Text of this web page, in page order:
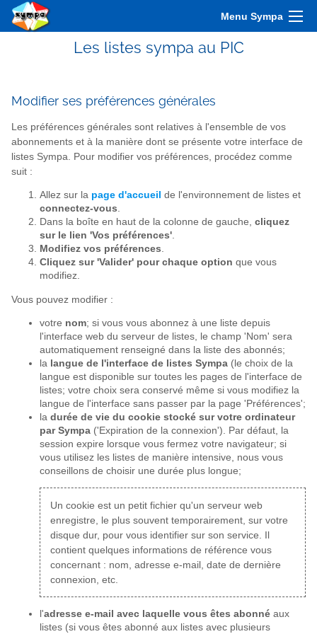
Menu Sympa
Les listes sympa au PIC
Modifier ses préférences générales
Les préférences générales sont relatives à l'ensemble de vos
abonnements et à la manière dont se présente votre interface de
listes Sympa. Pour modifier vos préférences, procédez comme
suit :
Allez sur la page d'accueil de l'environnement de listes et
connectez-vous.
Dans la boîte en haut de la colonne de gauche, cliquez
sur le lien 'Vos préférences'.
Modifiez vos préférences.
Cliquez sur 'Valider' pour chaque option que vous
modifiez.
Vous pouvez modifier :
votre nom; si vous vous abonnez à une liste depuis
l'interface web du serveur de listes, le champ 'Nom' sera
automatiquement renseigné dans la liste des abonnés;
la langue de l'interface de listes Sympa (le choix de la
langue est disponible sur toutes les pages de l'interface de
listes; votre choix sera conservé même si vous modifiez la
langue de l'interface sans passer par la page 'Préférences';
la durée de vie du cookie stocké sur votre ordinateur
par Sympa ('Expiration de la connexion'). Par défaut, la
session expire lorsque vous fermez votre navigateur; si
vous utilisez les listes de manière intensive, nous vous
conseillons de choisir une durée plus longue;
Un cookie est un petit fichier qu'un serveur web
enregistre, le plus souvent temporairement, sur votre
disque dur, pour vous identifier sur son service. Il
contient quelques informations de référence vous
concernant : nom, adresse e-mail, date de dernière
connexion, etc.
l'adresse e-mail avec laquelle vous êtes abonné aux
listes (si vous êtes abonné aux listes avec plusieurs